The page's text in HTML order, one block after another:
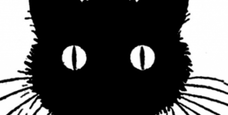
Конспекты уроков в
начальной школе
ИЗО, труд
Литература, чтение
Математика